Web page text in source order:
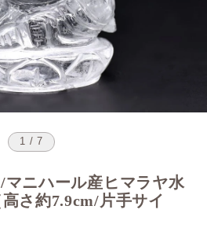
1 / 7
マニハール産ヒマラヤ水
さ約7.9cm/片手サイ